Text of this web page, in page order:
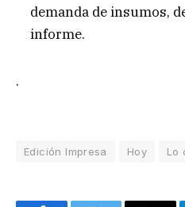
demanda de insumos,
informe.
.
Edición Impresa Hoy Lo